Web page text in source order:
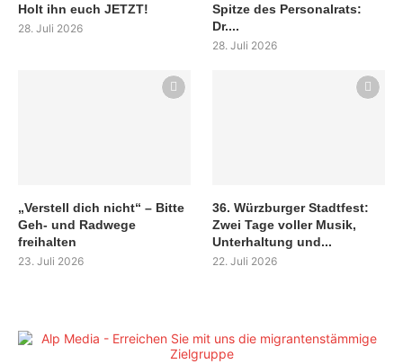
Holt ihn euch JETZT!
28. Juli 2026
Spitze des Personalrats:
Dr....
28. Juli 2026
„Verstell dich nicht“ – Bitte
Geh- und Radwege
freihalten
23. Juli 2026
36. Würzburger Stadtfest:
Zwei Tage voller Musik,
Unterhaltung und...
22. Juli 2026